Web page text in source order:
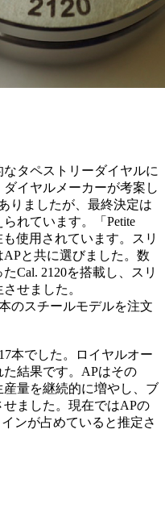
タペストリーダイヤルに
イヤルメーカーが考案し
りましたが、最終決定は
れています。「Petite
使用されています。スリ
と共に選びました。数
Cal. 2120を搭載し、スリ
せました。
のスチールモデルを注文
本でした。ロイヤルオー
結果です。APはその
量を継続的に増やし、ブ
ました。現在ではAPの
ンが占めていると推定さ